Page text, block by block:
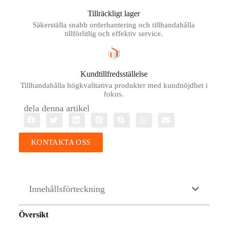
Tillräckligt lager
Säkerställa snabb orderhantering och tillhandahålla
tillförlitlig och effektiv service.
Kundtillfredsställelse
Tillhandahålla högkvalitativa produkter med kundnöjdhet i
fokus.
dela denna artikel
KONTAKTA OSS
Innehållsförteckning
Översikt